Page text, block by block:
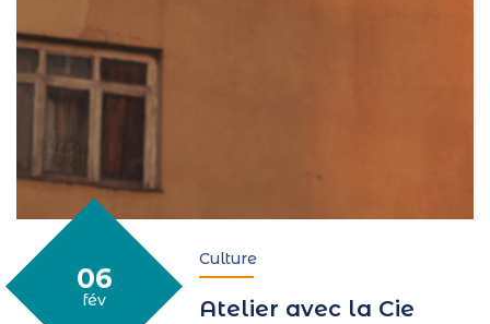
le
06
février
Culture
Atelier avec la Cie